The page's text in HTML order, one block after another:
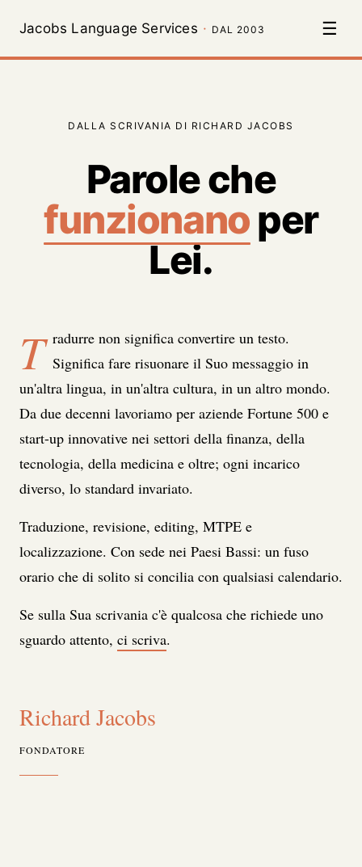
Jacobs Language Services · DAL 2003 ☰
DALLA SCRIVANIA DI RICHARD JACOBS
Parole che
funzionanoper
Lei.
T radurre non significa convertire un testo.
Significa fare risuonare il Suo messaggio in
un'altra lingua, in un'altra cultura, in un altro mondo.
Da due decenni lavoriamo per aziende Fortune 500 e
start-up innovative nei settori della finanza, della
tecnologia, della medicina e oltre; ogni incarico
diverso, lo standard invariato.
Traduzione, revisione, editing, MTPE e
localizzazione. Con sede nei Paesi Bassi: un fuso
orario che di solito si concilia con qualsiasi calendario.
Se sulla Sua scrivania c'è qualcosa che richiede uno
sguardo attento, ci scriva.
Richard Jacobs
FONDATORE